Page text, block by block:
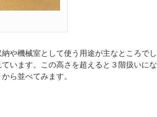
や機械室として使う用途が主なところでし
ています。この高さを超えると３階扱いにな
ら並べてみます。